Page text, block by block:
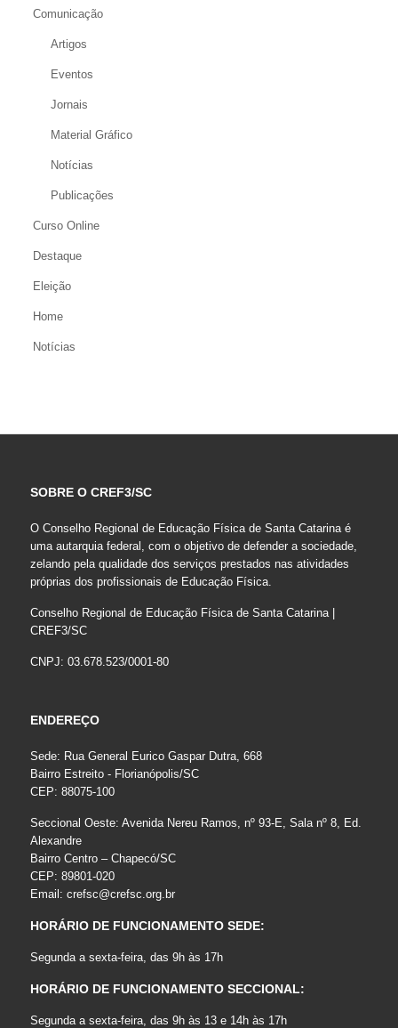
Comunicação
Artigos
Eventos
Jornais
Material Gráfico
Notícias
Publicações
Curso Online
Destaque
Eleição
Home
Notícias
SOBRE O CREF3/SC
O Conselho Regional de Educação Física de Santa Catarina é
uma autarquia federal, com o objetivo de defender a sociedade,
zelando pela qualidade dos serviços prestados nas atividades
próprias dos profissionais de Educação Física.
Conselho Regional de Educação Física de Santa Catarina |
CREF3/SC
CNPJ: 03.678.523/0001-80
ENDEREÇO
Sede: Rua General Eurico Gaspar Dutra, 668
Bairro Estreito - Florianópolis/SC
CEP: 88075-100
Seccional Oeste: Avenida Nereu Ramos, nº 93-E, Sala nº 8, Ed.
Alexandre
Bairro Centro – Chapecó/SC
CEP: 89801-020
Email: crefsc@crefsc.org.br
HORÁRIO DE FUNCIONAMENTO SEDE:
Segunda a sexta-feira, das 9h às 17h
HORÁRIO DE FUNCIONAMENTO SECCIONAL:
Segunda a sexta-feira, das 9h às 13 e 14h às 17h